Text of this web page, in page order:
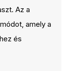
Az a
amely a
és